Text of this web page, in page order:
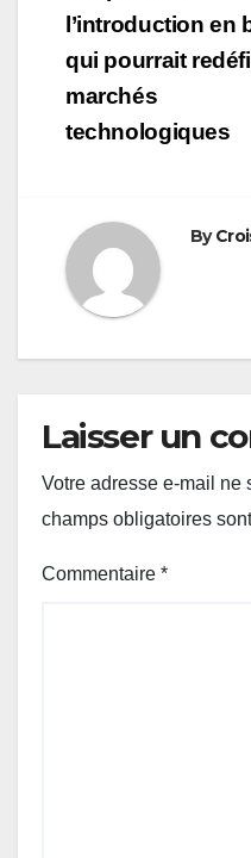
de
l’article
l’introduction en
qui pourrait
marchés
technologiques
By
Laisser un
Votre adresse e-mail ne
champs obligatoires
Commentaire *